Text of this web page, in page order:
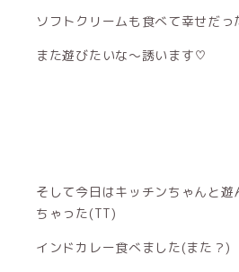
ソフトクリームも食べて幸せだっ
また遊びたいな〜誘います♡
そして今日はキッチンちゃんと
ちゃった(TT)
インドカレー食べました(また？)